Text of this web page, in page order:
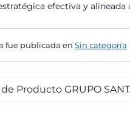
efectiva y
fue publicada en Sin categoría
Producto GRUPO